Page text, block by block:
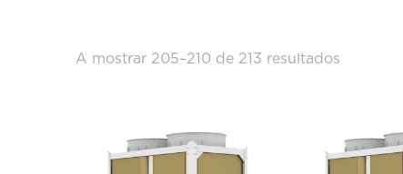
A mostrar 205–210 de 213 resultados